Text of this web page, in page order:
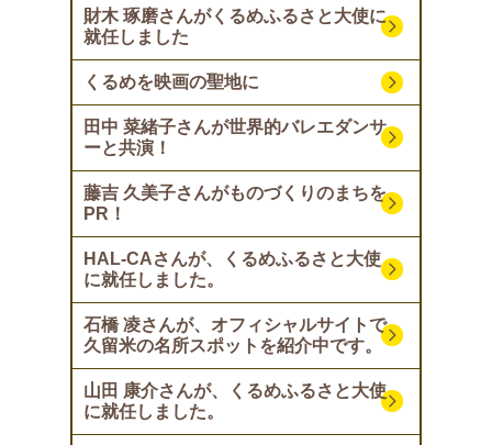
財木 琢磨さんがくるめふるさと大使に
就任しました
くるめを映画の聖地に
田中 菜緒子さんが世界的バレエダンサ
ーと共演！
藤吉 久美子さんがものづくりのまちを
PR！
HAL-CAさんが、くるめふるさと大使
に就任しました。
石橋 凌さんが、オフィシャルサイトで
久留米の名所スポットを紹介中です。
山田 康介さんが、くるめふるさと大使
に就任しました。